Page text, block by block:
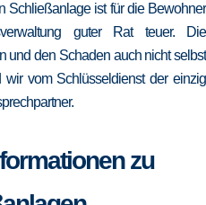
Schließanlage ist für die Bewohner
guter Rat teuer. Die
und den Schaden auch nicht selbst
wir vom Schlüsseldienst der einzig
zu